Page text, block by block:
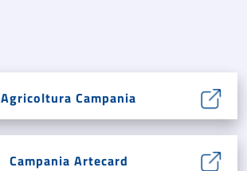
Agricoltura Campania
Campania Artecard